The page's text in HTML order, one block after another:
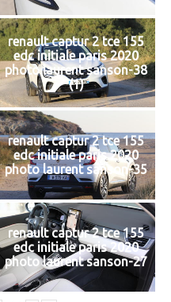
renault captur 2 tce 155
edc initiale paris 2020
photo laurent sanson-38
(1)
renault captur 2 tce 155
edc initiale paris 2020
photo laurent sanson-35
renault captur 2 tce 155
edc initiale paris 2020
photo laurent sanson-27